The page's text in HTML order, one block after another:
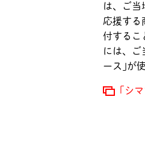
は、ご当
応援する
付するこ
には、ご
ース｣が
「シ